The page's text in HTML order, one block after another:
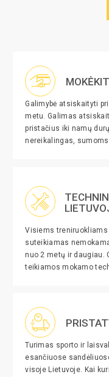
Galimybė atsiskaityti
metu. Galimas
pristačius iki namų
nereikalingas, sumoms
Visiems treniruokliams
suteikiamas
nuo 2 metų ir daugiau.
teikiamos mokamo
Turimas sporto ir
esančiuose
visoje Lietuvoje. Kai